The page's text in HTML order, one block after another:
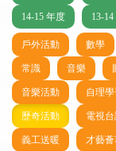
14-15 年度 13-
戶外活動 數學
常識 音樂
音樂活動 自理學
歷奇活動 電視
義工送暖 才藝